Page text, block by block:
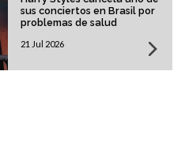
sus conciertos en Brasil por
problemas de salud
21 Jul 2026